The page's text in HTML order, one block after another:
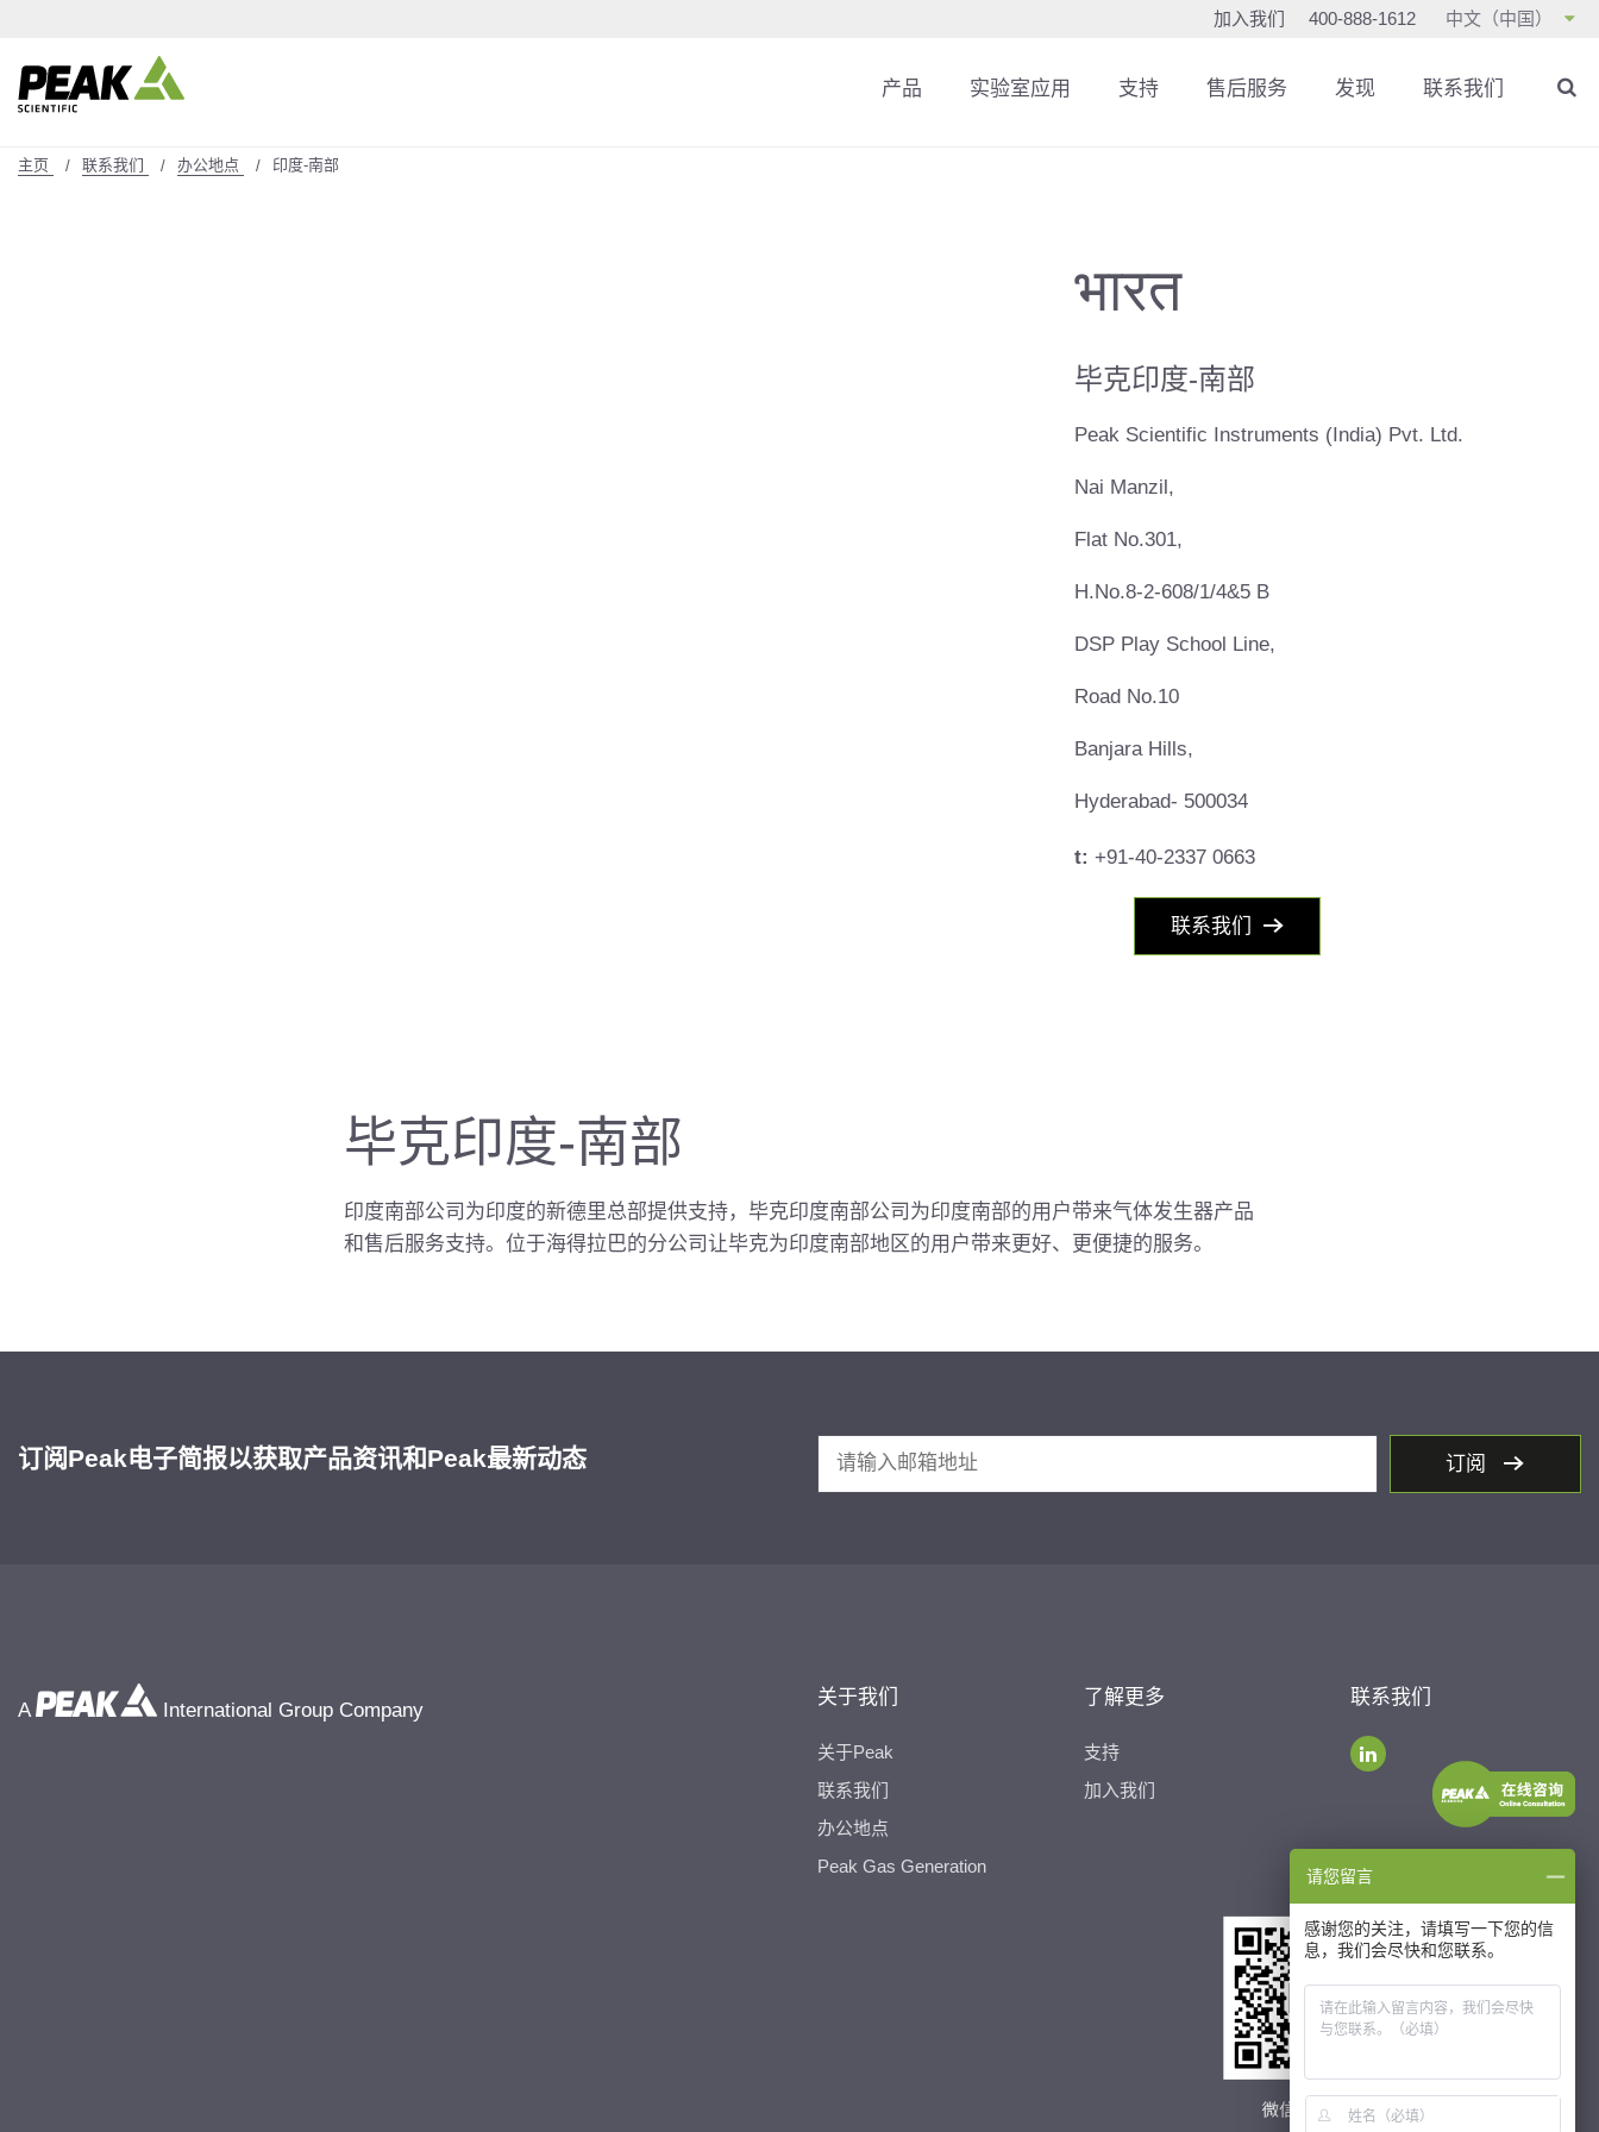
加入我们 400-888-1612 中文（中国）
产品 实验室应用 支持 售后服务 发现 联系我们
主页 联系我们 办公地点 印度-南部
भारत
毕克印度-南部
Peak Scientific Instruments (India) Pvt. Ltd.
Nai Manzil,
Flat No.301,
H.No.8-2-608/1/4&5 B
DSP Play School Line,
Road No.10
Banjara Hills,
Hyderabad- 500034
t: +91-40-2337 0663
联系我们
毕克印度-南部
印度南部公司为印度的新德里总部提供支持，毕克印度南部公司为印度南部的用户带来气体发生器产品
和售后服务支持。位于海得拉巴的分公司让毕克为印度南部地区的用户带来更好、更便捷的服务。
订阅Peak电子简报以获取产品资讯和Peak最新动态 订阅
A International Group Company
关于我们
关于Peak
联系我们
办公地点
Peak Gas Generation
了解更多
支持
加入我们
联系我们
请您留言
感谢您的关注，请填写一下您的信
息，我们会尽快和您联系。